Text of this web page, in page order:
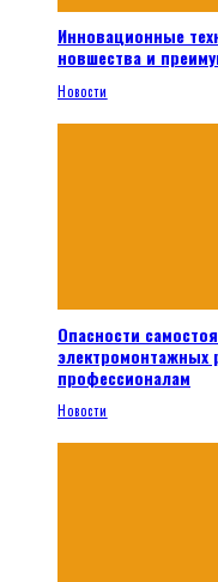
Инновационные
новшества и
Новости
Опасности
электромонтажных
профессионалам
Новости